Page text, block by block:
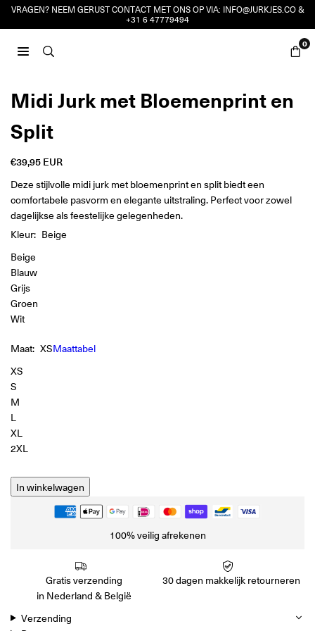
VRAGEN? NEEM GERUST CONTACT MET ONS OP VIA: INFO@JURKJES.CO&
+31 6 47779494
0
Midi Jurk met Bloemenprint en
Split
Reguliere
prijs
€39,95 EUR
Deze stijlvolle midi jurk met bloemenprint en split biedt een
comfortabele pasvorm en elegante uitstraling. Perfect voor zowel
dagelijkse als feestelijke gelegenheden.
Kleur: Beige
Beige
Blauw
Grijs
Groen
Wit
Maat: XSMaattabel
XS
S
M
L
XL
2XL
In winkelwagen
100% veilig afrekenen
Gratis verzending
in Nederland & België
30 dagen makkelijk retourneren
Verzending